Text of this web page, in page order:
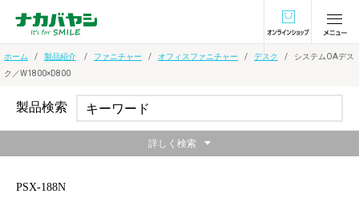
オンラインショ
ホーム 製品紹介 ファニチャー オフィスファニチャー デスク
システムOAデス
ク／W1800×D800
PSX-188N
製品検索
詳しく検索